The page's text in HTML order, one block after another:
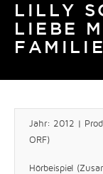
LILLY
LIEBE
Jahr: 2012 |
ORF)
Hörbeispiel